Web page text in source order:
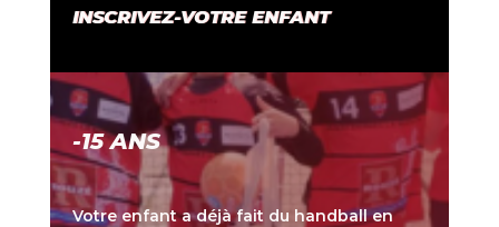
INSCRIVEZ-VOTRE ENFANT
-15 ANS
Votre enfant a déjà fait du handball en